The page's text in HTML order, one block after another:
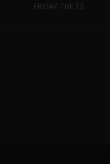
FRIDAY THE 13.